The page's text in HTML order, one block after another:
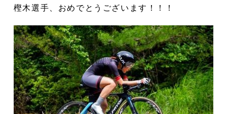
樫木選手、おめでとうございます！！！